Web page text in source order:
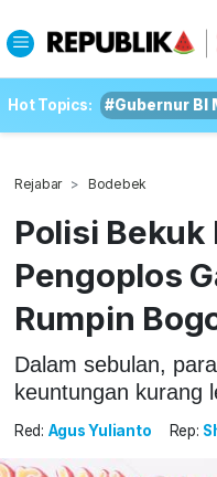
Hot Topics: #Gubernur BI
Rejabar Bodebek
Polisi Bekuk
Pengoplos
Rumpin
Dalam sebulan,
keuntungan kurang
Red: Agus Yulianto Rep: